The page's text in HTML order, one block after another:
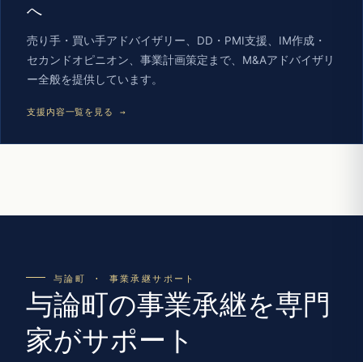
へ
売り手・買い手アドバイザリー、DD・PMI支援、IM作成・
セカンドオピニオン、事業計画策定まで、M&Aアドバイザリ
ー全般を提供しています。
支援内容一覧を見る →
与論町 · 事業承継サポート
与論町の事業承継を専門
家がサポート